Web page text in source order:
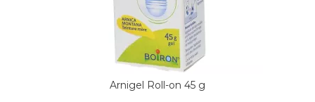
Arnigel Roll-on 45 g